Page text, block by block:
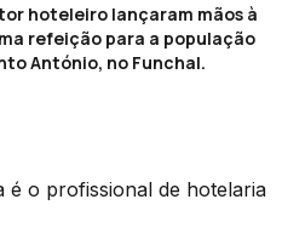
hoteleiro lançaram mãos à
refeição para a população
António, no Funchal.
é o profissional de hotelaria